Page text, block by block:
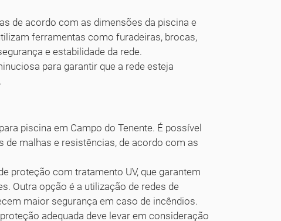
de acordo com as dimensões da piscina e
ferramentas como furadeiras, brocas,
e estabilidade da rede.
para garantir que a rede esteja
piscina em Campo do Tenente. É possível
malhas e resistências, de acordo com as
proteção com tratamento UV, que garantem
Outra opção é a utilização de redes de
maior segurança em caso de incêndios.
adequada deve levar em consideração